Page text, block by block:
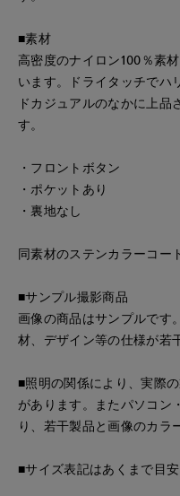
■素材
高密度のナイロン100％素
います。ドライタッチでハ
ドカジュアルのなかに上
す。
・フロントボタン
・ポケットあり
・裏地なし
同素材のステンカラーコー
■サンプル撮影商品
画像の商品はサンプルです
材、デザイン等の仕様が若
■照明の関係により、実際
があります。またパソコン
り、若干製品と画像のカラ
■サイズ表記はあくまで目安